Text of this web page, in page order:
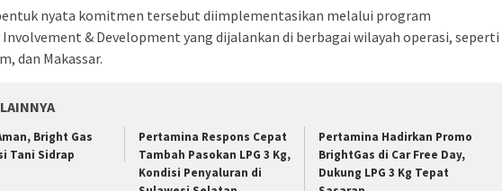
nyata komitmen tersebut diimplementasikan melalui program
& Development yang dijalankan di berbagai wilayah operasi, seperti
dan Makassar.
Bright Gas
Tani Sidrap
Pertamina Respons Cepat
Tambah Pasokan LPG 3 Kg,
Kondisi Penyaluran di
Pertamina Hadirkan Promo
BrightGas di Car Free Day,
Dukung LPG 3 Kg Tepat